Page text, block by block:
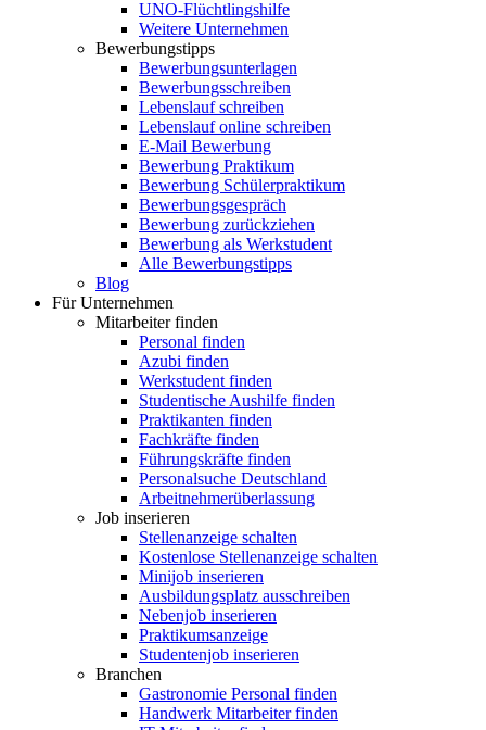
UNO-Flüchtlingshilfe
Weitere Unternehmen
Bewerbungstipps
Bewerbungsunterlagen
Bewerbungsschreiben
Lebenslauf schreiben
Lebenslauf online schreiben
E-Mail Bewerbung
Bewerbung Praktikum
Bewerbung Schülerpraktikum
Bewerbungsgespräch
Bewerbung zurückziehen
Bewerbung als Werkstudent
Alle Bewerbungstipps
Blog
Für Unternehmen
Mitarbeiter finden
Personal finden
Azubi finden
Werkstudent finden
Studentische Aushilfe finden
Praktikanten finden
Fachkräfte finden
Führungskräfte finden
Personalsuche Deutschland
Arbeitnehmerüberlassung
Job inserieren
Stellenanzeige schalten
Kostenlose Stellenanzeige schalten
Minijob inserieren
Ausbildungsplatz ausschreiben
Nebenjob inserieren
Praktikumsanzeige
Studentenjob inserieren
Branchen
Gastronomie Personal finden
Handwerk Mitarbeiter finden